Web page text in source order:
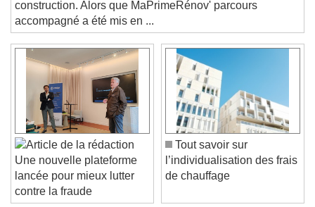
Text
Color Opacity
Text Background
Color Opacity
Caption Area Background
Color Opacity
Font Size
construction. Alors que MaPrimeRénov' parcours
accompagné a été mis en ...
Une nouvelle plateforme
lancée pour mieux lutter
contre la fraude
Tout savoir sur
l’individualisation des frais
de chauffage